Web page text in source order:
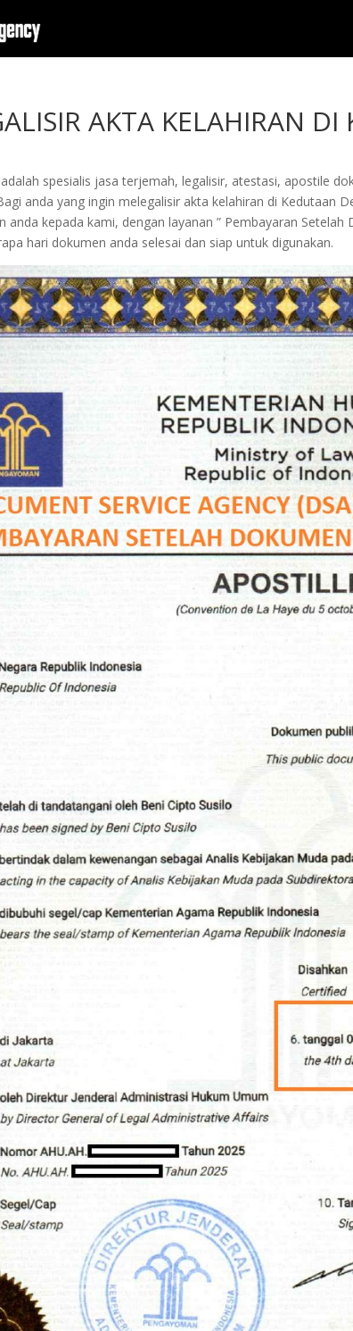
AKTA KELAHIRAN
spesialis jasa terjemah, legalisir, atestasi, apostile
anda yang ingin melegalisir akta kelahiran di Kedutaan
anda kepada kami, dengan layanan ” Pembayaran
hari dokumen anda selesai dan siap untuk digunakan.